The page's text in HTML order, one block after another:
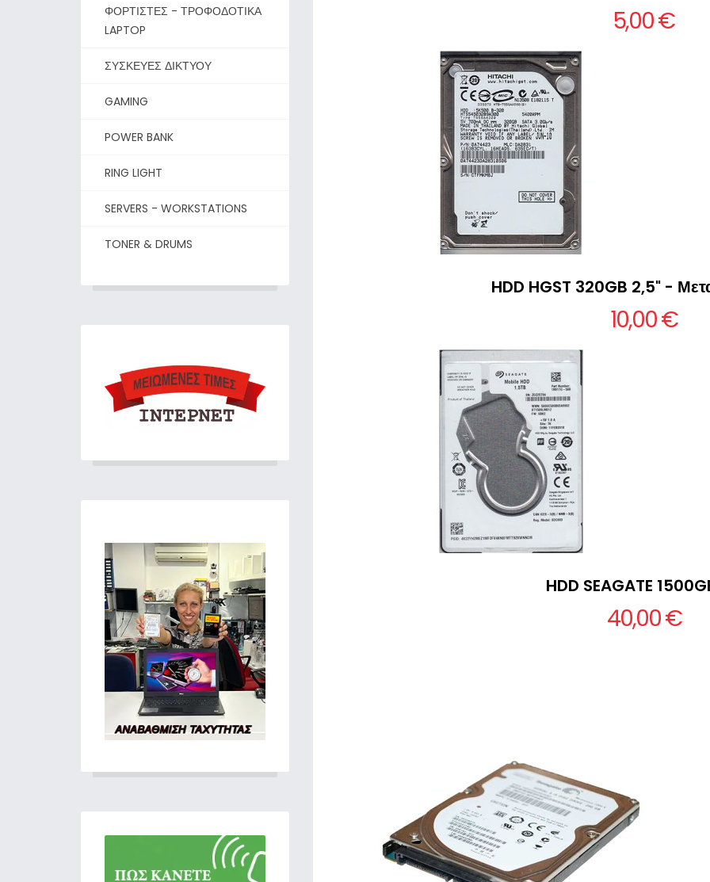
ΦΟΡΤΙΣΤΕΣ - ΤΡΟΦΟΔΟΤΙΚΑ
LAPTOP
ΣΥΣΚΕΥΕΣ ΔΙΚΤΥΟΥ
GAMING
POWER BANK
RING LIGHT
SERVERS - WORKSTATIONS
TONER & DRUMS
5,00 €
HDD HGST 320GB 2,5" -
10,00 €
HDD SEAGATE
40,00 €